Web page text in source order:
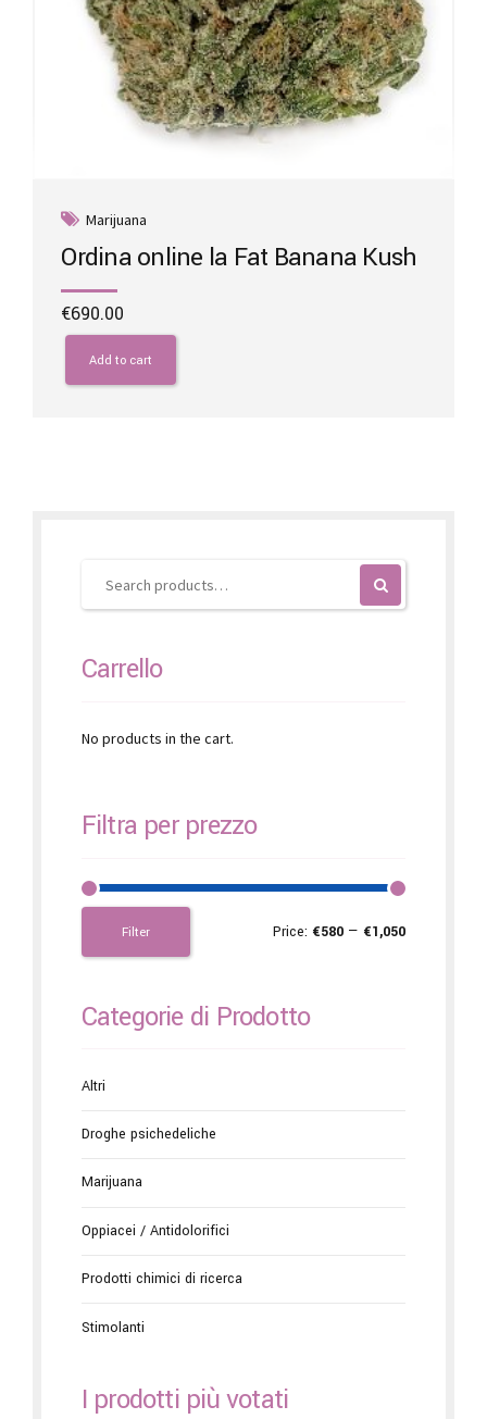
Marijuana
Ordina online la Fat Banana Kush
€690.00
Add to cart
Carrello
No products in the cart.
Filtra per prezzo
Filter Price: €580 — €1,050
Categorie di Prodotto
Altri
Droghe psichedeliche
Marijuana
Oppiacei / Antidolorifici
Prodotti chimici di ricerca
Stimolanti
I prodotti più votati